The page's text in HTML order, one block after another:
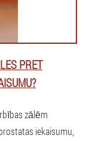
PRET
zālēm
iekaisumu,